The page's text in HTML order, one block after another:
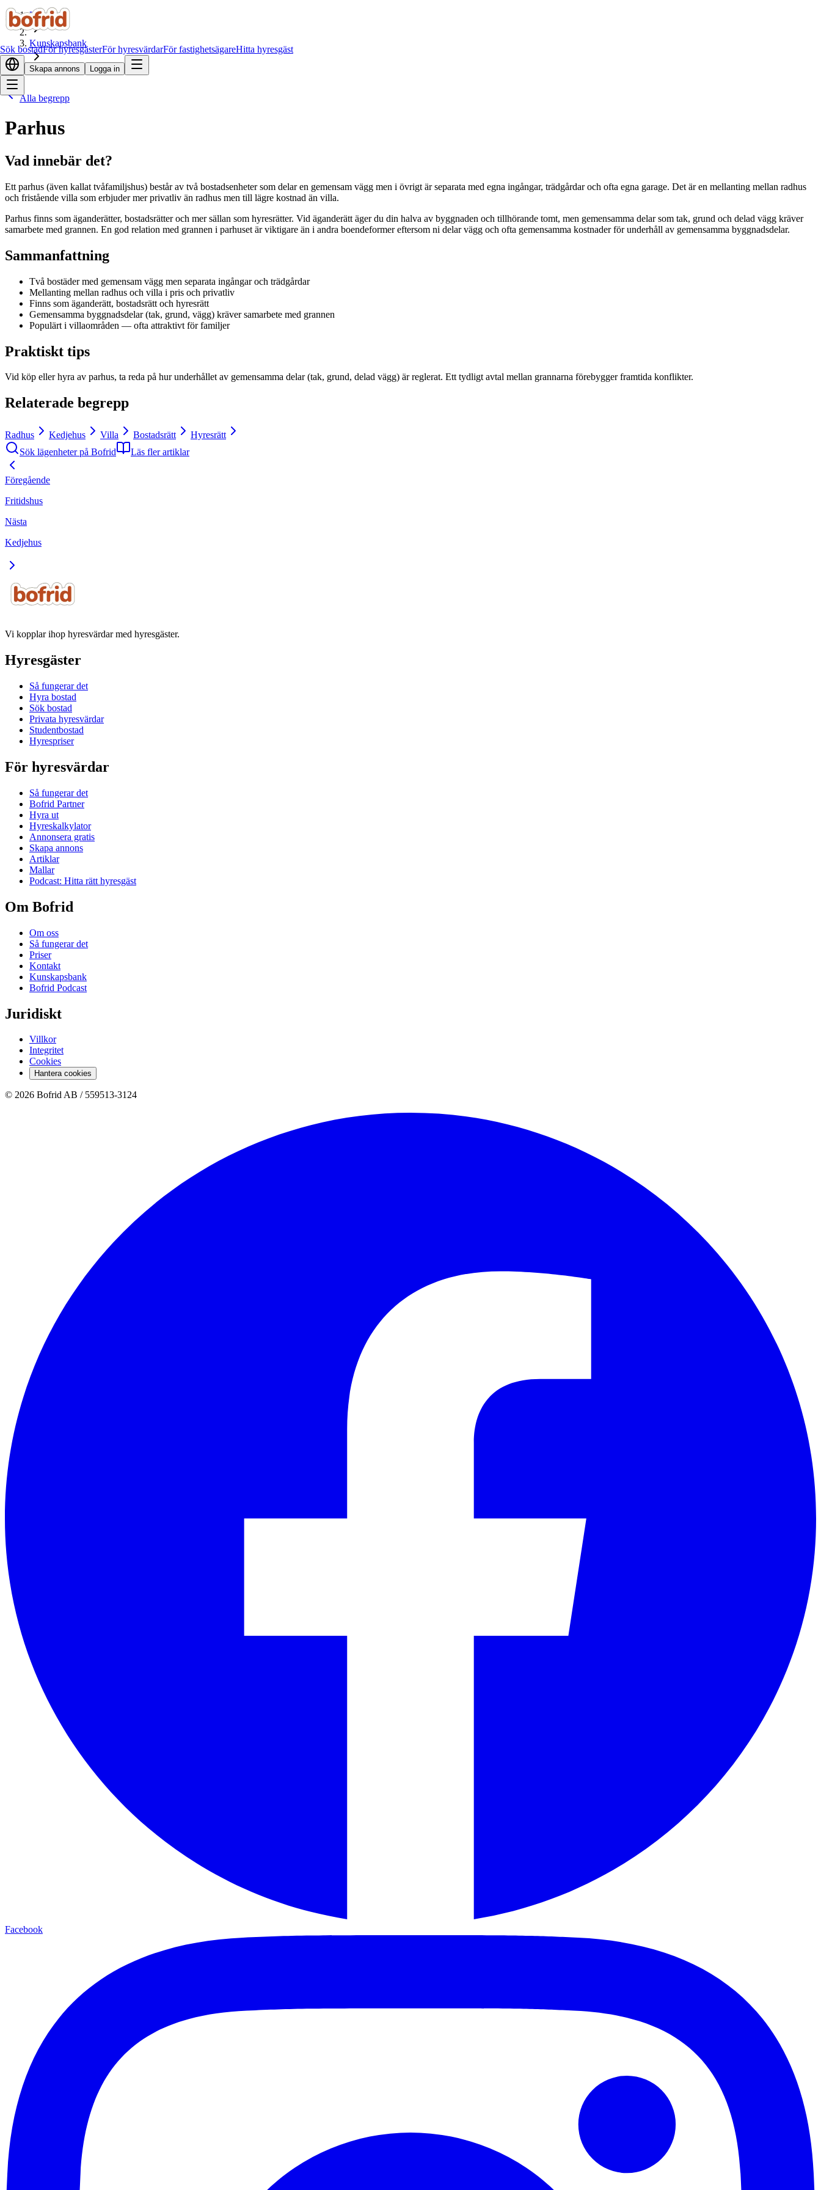
Sök bostadFör hyresgästerFör hyresvärdarFör fastighetsägareHitta hyresgäst
Skapa annons Logga in
Hem
Kunskapsbank
Parhus
Alla begrepp
Parhus
Vad innebär det?
Ett parhus (även kallat tvåfamiljshus) består av två bostadsenheter som delar en gemensam vägg men i övrigt är separata med egna ingångar, trädgårdar och ofta egna garage. Det är en mellanting mellan radhus
och fristående villa som erbjuder mer privatliv än radhus men till lägre kostnad än villa.
Parhus finns som äganderätter, bostadsrätter och mer sällan som hyresrätter. Vid äganderätt äger du din halva av byggnaden och tillhörande tomt, men gemensamma delar som tak, grund och delad vägg kräver
samarbete med grannen. En god relation med grannen i parhuset är viktigare än i andra boendeformer eftersom ni delar vägg och ofta gemensamma kostnader för underhåll av gemensamma byggnadsdelar.
Sammanfattning
Två bostäder med gemensam vägg men separata ingångar och trädgårdar
Mellanting mellan radhus och villa i pris och privatliv
Finns som äganderätt, bostadsrätt och hyresrätt
Gemensamma byggnadsdelar (tak, grund, vägg) kräver samarbete med grannen
Populärt i villaområden — ofta attraktivt för familjer
Praktiskt tips
Vid köp eller hyra av parhus, ta reda på hur underhållet av gemensamma delar (tak, grund, delad vägg) är reglerat. Ett tydligt avtal mellan grannarna förebygger framtida konflikter.
Relaterade begrepp
Radhus Kedjehus Villa Bostadsrätt
Hyresrätt
Sök lägenheter på Bofrid
Läs fler artiklar
Föregående
Fritidshus
Nästa
Kedjehus
Vi kopplar ihop hyresvärdar med hyresgäster.
Hyresgäster
Så fungerar det
Hyra bostad
Sök bostad
Privata hyresvärdar
Studentbostad
Hyrespriser
För hyresvärdar
Så fungerar det
Bofrid Partner
Hyra ut
Hyreskalkylator
Annonsera gratis
Skapa annons
Artiklar
Mallar
Podcast: Hitta rätt hyresgäst
Om Bofrid
Om oss
Så fungerar det
Priser
Kontakt
Kunskapsbank
Bofrid Podcast
Juridiskt
Villkor
Integritet
Cookies
Hantera cookies
© 2026 Bofrid AB / 559513-3124
Facebook